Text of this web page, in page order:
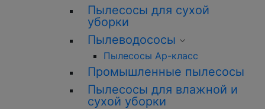
Пылесосы для сухой
уборки
Пылеводососы
Пылесосы Ар-класс
Промышленные пылесосы
Пылесосы для влажной и
сухой уборки